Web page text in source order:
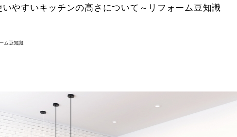
いやすいキッチンの高さについて～リフォーム豆知識
ム豆知識